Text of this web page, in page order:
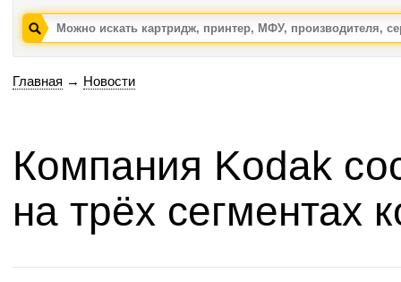
Главная → Новости
Компания Kodak
на трёх сегментах